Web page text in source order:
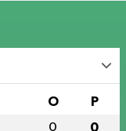
O P
0 0